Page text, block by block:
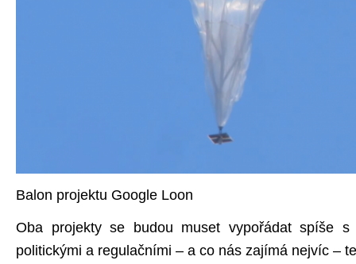
Balon projektu Google Loon
Oba projekty se budou muset vypořádat spíše s
politickými a regulačními – a co nás zajímá nejvíc –